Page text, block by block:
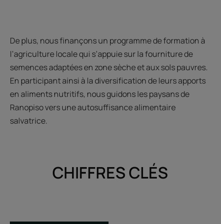
De plus, nous finançons un programme de formation à
l’agriculture locale qui s’appuie sur la fourniture de
semences adaptées en zone sèche et aux sols pauvres.
En participant ainsi à la diversification de leurs apports
en aliments nutritifs, nous guidons les paysans de
Ranopiso vers une autosuffisance alimentaire
salvatrice.
CHIFFRES CLÉS